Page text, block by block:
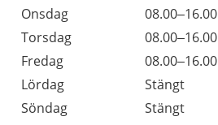
Onsdag
08.00–16.00
Torsdag
08.00–16.00
Fredag
08.00–16.00
Lördag
Stängt
Söndag
Stängt